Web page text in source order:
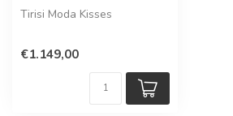
Tirisi Moda Kisses
€1.149,00